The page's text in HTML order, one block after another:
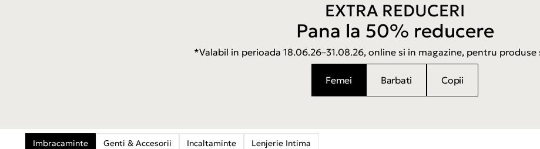
EXTRA REDUCERI
Pana la 50% reducere
*Valabil in perioada 18.06.26–31.08.26, online si in magazine, pentru
Femei Barbati Copii
Imbracaminte Genti & Accesorii Incaltaminte Lenjerie Intima